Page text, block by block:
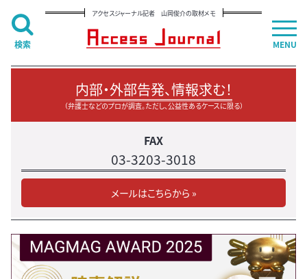
アクセスジャーナル記者 山岡俊介の取材メモ
内部・外部告発、情報求む！
（弁護士などのプロが調査。ただし、公益性あるケースに限る）
FAX
03-3203-3018
メールはこちらから »
MENU
検索